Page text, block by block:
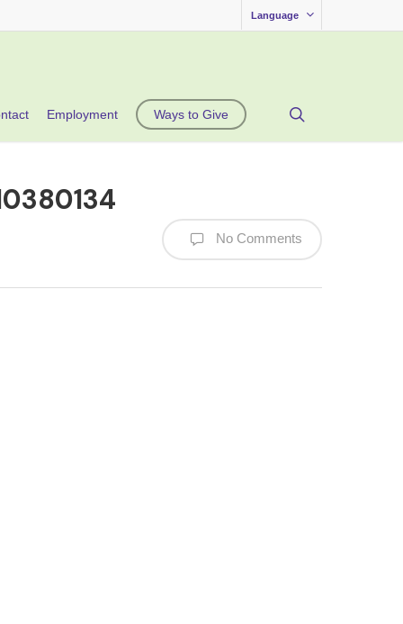
Language
Employment Ways to Give
No Comments